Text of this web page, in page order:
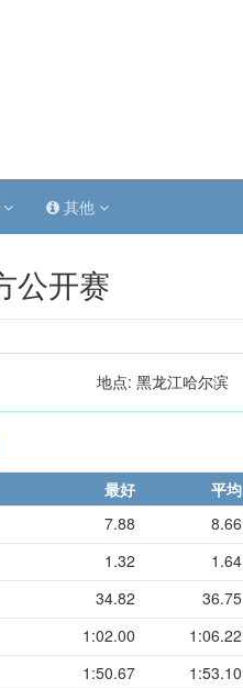
其他
公开赛
地点: 黑龙江哈尔滨
最好 平均
7.88 8.66
1.32 1.64
34.82 36.75
1:02.00 1:06.22
1:50.67 1:53.10